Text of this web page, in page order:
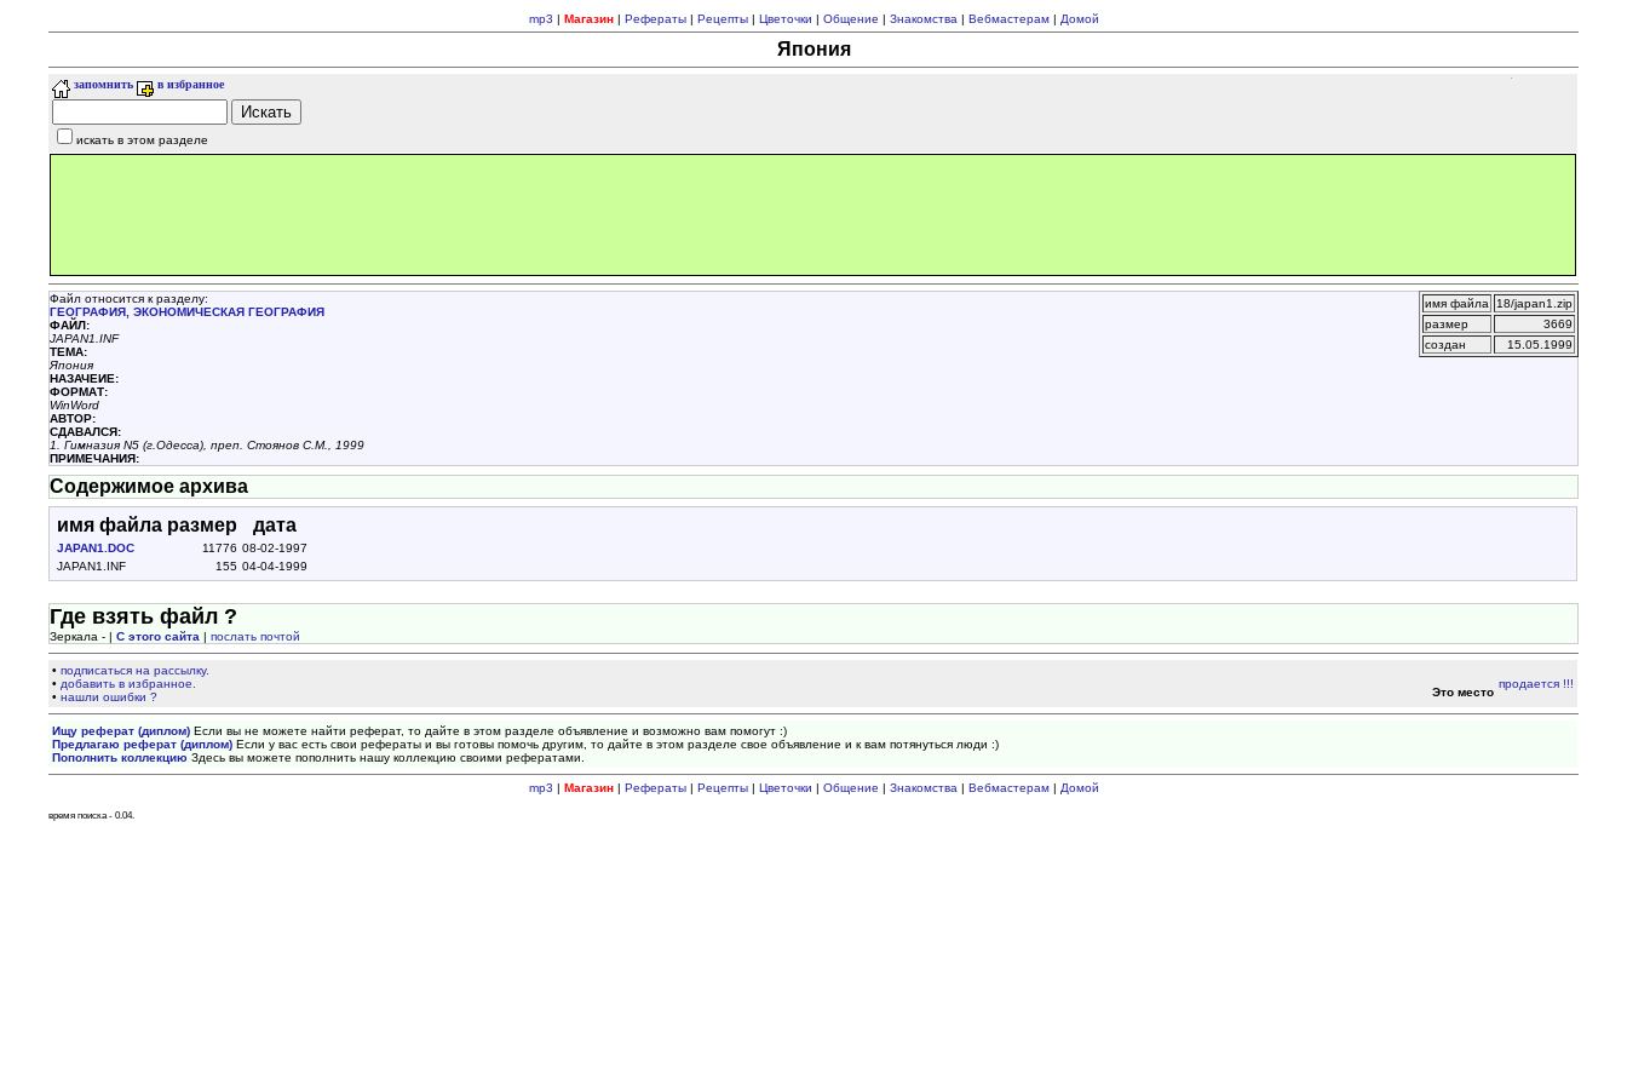
mp3 | Магазин| Рефераты| Рецепты| Цветочки | Общение | Знакомства | Вебмастерам| Домой
Япония
запомнить в избранное
искать в этом разделе
имя файла
18/japan1.zip
размер
3669
создан
15.05.1999
Файл относится к разделу:
ГЕОГРАФИЯ, ЭКОHОМИЧЕСКАЯ ГЕОГРАФИЯ
ФАЙЛ:
JAPAN1.INF
ТЕМА:
Япония
НАЗАЧЕИЕ:
ФОРМАТ:
WinWord
АВТОР:
СДАВАЛСЯ:
1. Гимназия N5 (г.Одесса), преп. Стоянов С.М., 1999
ПРИМЕЧАНИЯ:
Содержимое архива
имя файла размер дата
JAPAN1.DOC 11776 08-02-1997
JAPAN1.INF
155 04-04-1999
Где взять файл ?
Зеркала - |С этого сайта |послать почтой
•подписаться на рассылку.
• добавить в избранное.
•нашли ошибки ? Это место
Ищу реферат (диплом) Если вы не можете найти реферат, то дайте в этом разделе объявление и возможно вам помогут :)
Предлагаю реферат (диплом) Если у вас есть свои рефераты и вы готовы помочь другим, то дайте в этом разделе свое объявление и к вам потянуться люди :)
Пополнить коллекцию Здесь вы можете пополнить нашу коллекцию своими рефератами.
mp3 | Магазин| Рефераты| Рецепты| Цветочки | Общение | Знакомства | Вебмастерам| Домой
время поиска - 0.04.